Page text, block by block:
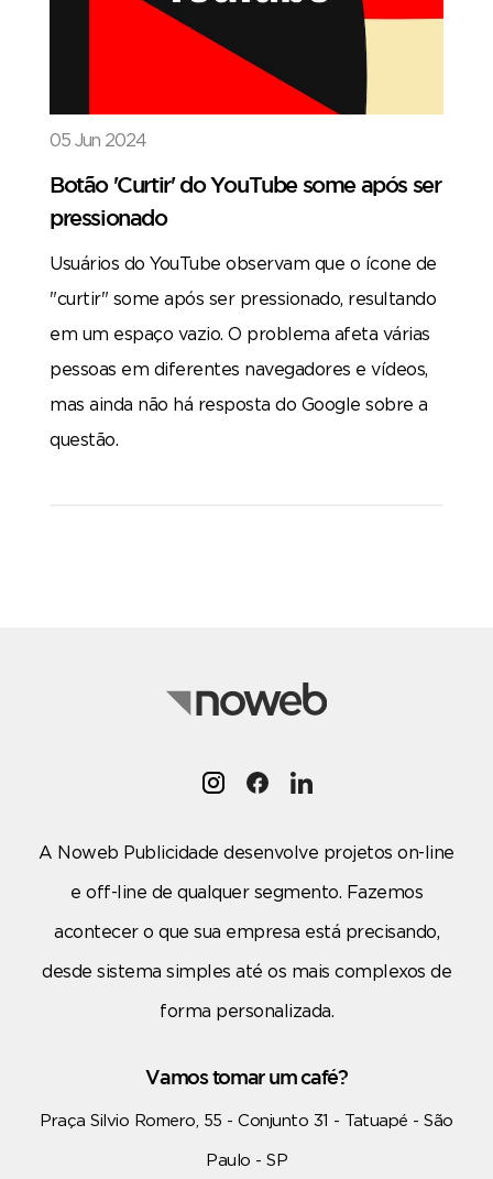
05 Jun 2024
Botão 'Curtir' do YouTube some após ser
pressionado
Usuários do YouTube observam que o ícone de
"curtir" some após ser pressionado, resultando
em um espaço vazio. O problema afeta várias
pessoas em diferentes navegadores e vídeos,
mas ainda não há resposta do Google sobre a
questão.
A Noweb Publicidade desenvolve projetos on-line
e off-line de qualquer segmento. Fazemos
acontecer o que sua empresa está precisando,
desde sistema simples até os mais complexos de
forma personalizada.
Vamos tomar um café?
Praça Silvio Romero, 55 - Conjunto 31 - Tatuapé - São
Paulo - SP